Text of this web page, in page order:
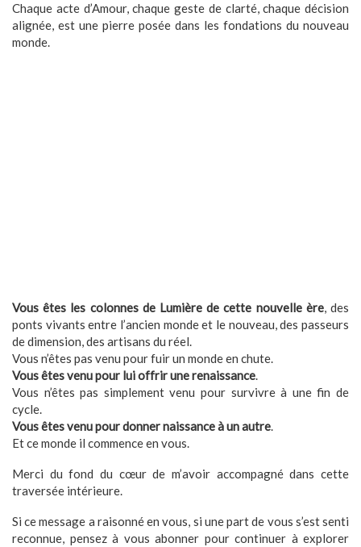
Chaque acte d’Amour, chaque geste de clarté, chaque décision
alignée, est une pierre posée dans les fondations du nouveau
monde.
Vous êtes les colonnes de Lumière de cette nouvelle ère, des
ponts vivants entre l’ancien monde et le nouveau, des passeurs
de dimension, des artisans du réel.
Vous n’êtes pas venu pour fuir un monde en chute.
Vous êtes venu pour lui offrir une renaissance.
Vous n’êtes pas simplement venu pour survivre à une fin de
cycle.
Vous êtes venu pour donner naissance à un autre.
Et ce monde il commence en vous.
Merci du fond du cœur de m’avoir accompagné dans cette
traversée intérieure.
Si ce message a raisonné en vous, si une part de vous s’est senti
reconnue, pensez à vous abonner pour continuer à explorer